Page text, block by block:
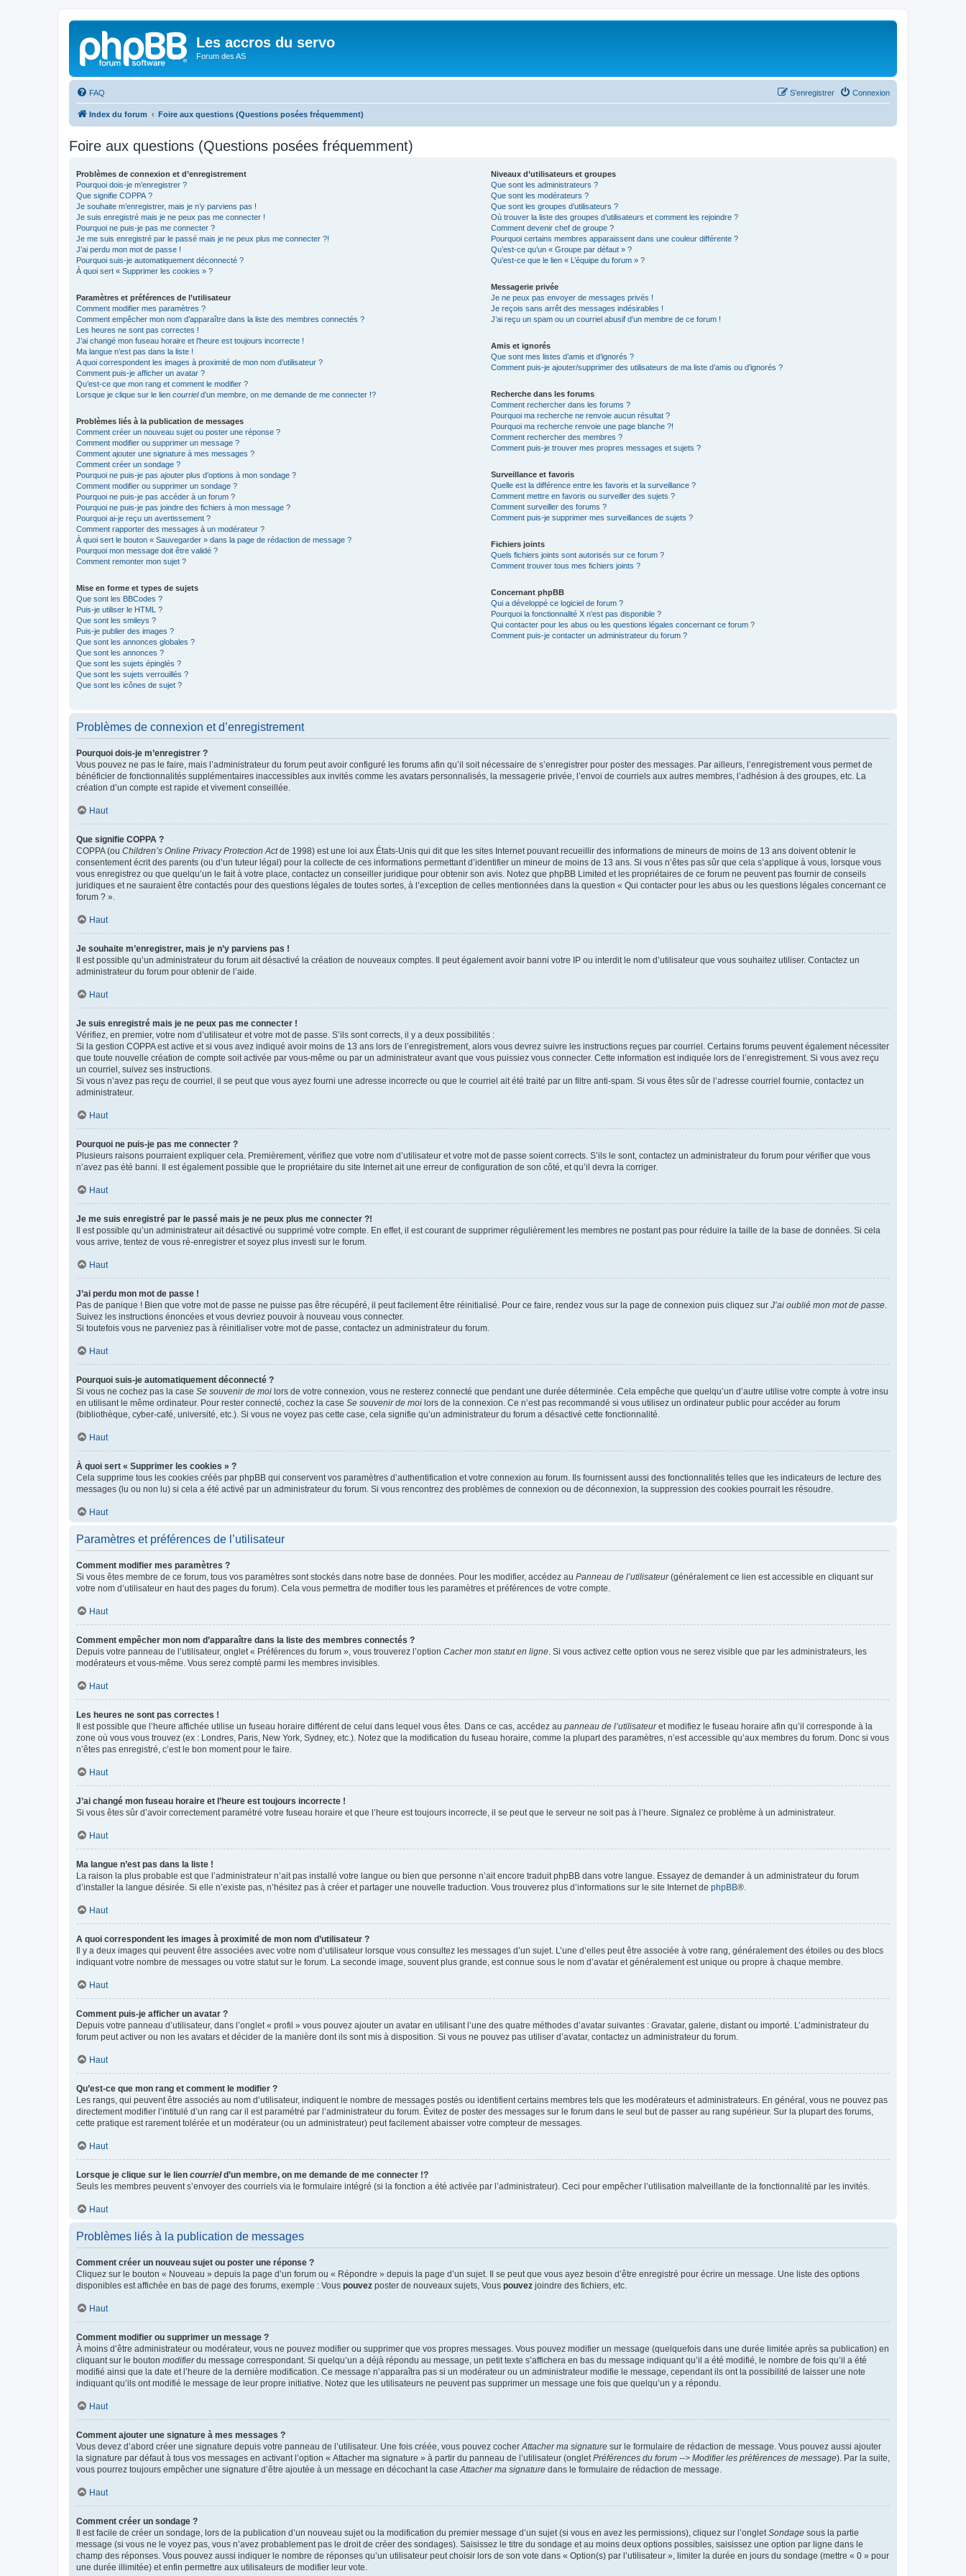
Les accros du servo
Forum des AS
FAQ Connexion
S’enregistrer
Index du forum Foire aux questions (Questions posées fréquemment)
Foire aux questions (Questions posées fréquemment)
Problèmes de connexion et d’enregistrement
Pourquoi dois-je m’enregistrer ?
Que signifie COPPA ?
Je souhaite m’enregistrer, mais je n’y parviens pas !
Je suis enregistré mais je ne peux pas me connecter !
Pourquoi ne puis-je pas me connecter ?
Je me suis enregistré par le passé mais je ne peux plus me connecter ?!
J’ai perdu mon mot de passe !
Pourquoi suis-je automatiquement déconnecté ?
À quoi sert « Supprimer les cookies » ?
Paramètres et préférences de l’utilisateur
Comment modifier mes paramètres ?
Comment empêcher mon nom d’apparaître dans la liste des membres connectés ?
Les heures ne sont pas correctes !
J’ai changé mon fuseau horaire et l’heure est toujours incorrecte !
Ma langue n’est pas dans la liste !
A quoi correspondent les images à proximité de mon nom d’utilisateur ?
Comment puis-je afficher un avatar ?
Qu’est-ce que mon rang et comment le modifier ?
Lorsque je clique sur le lien courrield’un membre, on me demande de me connecter !?
Problèmes liés à la publication de messages
Comment créer un nouveau sujet ou poster une réponse ?
Comment modifier ou supprimer un message ?
Comment ajouter une signature à mes messages ?
Comment créer un sondage ?
Pourquoi ne puis-je pas ajouter plus d’options à mon sondage ?
Comment modifier ou supprimer un sondage ?
Pourquoi ne puis-je pas accéder à un forum ?
Pourquoi ne puis-je pas joindre des fichiers à mon message ?
Pourquoi ai-je reçu un avertissement ?
Comment rapporter des messages à un modérateur ?
À quoi sert le bouton « Sauvegarder » dans la page de rédaction de message ?
Pourquoi mon message doit être validé ?
Comment remonter mon sujet ?
Mise en forme et types de sujets
Que sont les BBCodes ?
Puis-je utiliser le HTML ?
Que sont les smileys ?
Puis-je publier des images ?
Que sont les annonces globales ?
Que sont les annonces ?
Que sont les sujets épinglés ?
Que sont les sujets verrouillés ?
Que sont les icônes de sujet ?
Niveaux d’utilisateurs et groupes
Que sont les administrateurs ?
Que sont les modérateurs ?
Que sont les groupes d’utilisateurs ?
Où trouver la liste des groupes d’utilisateurs et comment les rejoindre ?
Comment devenir chef de groupe ?
Pourquoi certains membres apparaissent dans une couleur différente ?
Qu’est-ce qu’un « Groupe par défaut » ?
Qu’est-ce que le lien « L’équipe du forum » ?
Messagerie privée
Je ne peux pas envoyer de messages privés !
Je reçois sans arrêt des messages indésirables !
J’ai reçu un spam ou un courriel abusif d’un membre de ce forum !
Amis et ignorés
Que sont mes listes d’amis et d’ignorés ?
Comment puis-je ajouter/supprimer des utilisateurs de ma liste d’amis ou d’ignorés ?
Recherche dans les forums
Comment rechercher dans les forums ?
Pourquoi ma recherche ne renvoie aucun résultat ?
Pourquoi ma recherche renvoie une page blanche ?!
Comment rechercher des membres ?
Comment puis-je trouver mes propres messages et sujets ?
Surveillance et favoris
Quelle est la différence entre les favoris et la surveillance ?
Comment mettre en favoris ou surveiller des sujets ?
Comment surveiller des forums ?
Comment puis-je supprimer mes surveillances de sujets ?
Fichiers joints
Quels fichiers joints sont autorisés sur ce forum ?
Comment trouver tous mes fichiers joints ?
Concernant phpBB
Qui a développé ce logiciel de forum ?
Pourquoi la fonctionnalité X n’est pas disponible ?
Qui contacter pour les abus ou les questions légales concernant ce forum ?
Comment puis-je contacter un administrateur du forum ?
Problèmes de connexion et d’enregistrement
Pourquoi dois-je m’enregistrer ?
Vous pouvez ne pas le faire, mais l’administrateur du forum peut avoir configuré les forums afin qu’il soit nécessaire de s’enregistrer pour poster des messages. Par ailleurs, l’enregistrement vous permet de
bénéficier de fonctionnalités supplémentaires inaccessibles aux invités comme les avatars personnalisés, la messagerie privée, l’envoi de courriels aux autres membres, l’adhésion à des groupes, etc. La
création d’un compte est rapide et vivement conseillée.
Haut
Que signifie COPPA ?
COPPA (ou Children’s Online Privacy Protection Actde 1998) est une loi aux États-Unis qui dit que les sites Internet pouvant recueillir des informations de mineurs de moins de 13 ans doivent obtenir le
consentement écrit des parents (ou d’un tuteur légal) pour la collecte de ces informations permettant d’identifier un mineur de moins de 13 ans. Si vous n’êtes pas sûr que cela s’applique à vous, lorsque vous
vous enregistrez ou que quelqu’un le fait à votre place, contactez un conseiller juridique pour obtenir son avis. Notez que phpBB Limited et les propriétaires de ce forum ne peuvent pas fournir de conseils
juridiques et ne sauraient être contactés pour des questions légales de toutes sortes, à l’exception de celles mentionnées dans la question « Qui contacter pour les abus ou les questions légales concernant ce
forum ? ».
Haut
Je souhaite m’enregistrer, mais je n’y parviens pas !
Il est possible qu’un administrateur du forum ait désactivé la création de nouveaux comptes. Il peut également avoir banni votre IP ou interdit le nom d’utilisateur que vous souhaitez utiliser. Contactez un
administrateur du forum pour obtenir de l’aide.
Haut
Je suis enregistré mais je ne peux pas me connecter !
Vérifiez, en premier, votre nom d’utilisateur et votre mot de passe. S’ils sont corrects, il y a deux possibilités :
Si la gestion COPPA est active et si vous avez indiqué avoir moins de 13 ans lors de l’enregistrement, alors vous devrez suivre les instructions reçues par courriel. Certains forums peuvent également nécessiter
que toute nouvelle création de compte soit activée par vous-même ou par un administrateur avant que vous puissiez vous connecter. Cette information est indiquée lors de l’enregistrement. Si vous avez reçu
un courriel, suivez ses instructions.
Si vous n’avez pas reçu de courriel, il se peut que vous ayez fourni une adresse incorrecte ou que le courriel ait été traité par un filtre anti-spam. Si vous êtes sûr de l’adresse courriel fournie, contactez un
administrateur.
Haut
Pourquoi ne puis-je pas me connecter ?
Plusieurs raisons pourraient expliquer cela. Premièrement, vérifiez que votre nom d’utilisateur et votre mot de passe soient corrects. S’ils le sont, contactez un administrateur du forum pour vérifier que vous
n’avez pas été banni. Il est également possible que le propriétaire du site Internet ait une erreur de configuration de son côté, et qu’il devra la corriger.
Haut
Je me suis enregistré par le passé mais je ne peux plus me connecter ?!
Il est possible qu’un administrateur ait désactivé ou supprimé votre compte. En effet, il est courant de supprimer régulièrement les membres ne postant pas pour réduire la taille de la base de données. Si cela
vous arrive, tentez de vous ré-enregistrer et soyez plus investi sur le forum.
Haut
J’ai perdu mon mot de passe !
Pas de panique ! Bien que votre mot de passe ne puisse pas être récupéré, il peut facilement être réinitialisé. Pour ce faire, rendez vous sur la page de connexion puis cliquez sur J’ai oublié mon mot de passe
Suivez les instructions énoncées et vous devriez pouvoir à nouveau vous connecter.
Si toutefois vous ne parveniez pas à réinitialiser votre mot de passe, contactez un administrateur du forum.
Haut
Pourquoi suis-je automatiquement déconnecté ?
Si vous ne cochez pas la case Se souvenir de moi lors de votre connexion, vous ne resterez connecté que pendant une durée déterminée. Cela empêche que quelqu’un d’autre utilise votre compte à votre insu
en utilisant le même ordinateur. Pour rester connecté, cochez la case Se souvenir de moi lors de la connexion. Ce n’est pas recommandé si vous utilisez un ordinateur public pour accéder au forum
(bibliothèque, cyber-café, université, etc.). Si vous ne voyez pas cette case, cela signifie qu’un administrateur du forum a désactivé cette fonctionnalité.
Haut
À quoi sert « Supprimer les cookies » ?
Cela supprime tous les cookies créés par phpBB qui conservent vos paramètres d’authentification et votre connexion au forum. Ils fournissent aussi des fonctionnalités telles que les indicateurs de lecture des
messages (lu ou non lu) si cela a été activé par un administrateur du forum. Si vous rencontrez des problèmes de connexion ou de déconnexion, la suppression des cookies pourrait les résoudre.
Haut
Paramètres et préférences de l’utilisateur
Comment modifier mes paramètres ?
Si vous êtes membre de ce forum, tous vos paramètres sont stockés dans notre base de données. Pour les modifier, accédez au Panneau de l’utilisateur(généralement ce lien est accessible en cliquant sur
votre nom d’utilisateur en haut des pages du forum). Cela vous permettra de modifier tous les paramètres et préférences de votre compte.
Haut
Comment empêcher mon nom d’apparaître dans la liste des membres connectés ?
Depuis votre panneau de l’utilisateur, onglet « Préférences du forum », vous trouverez l’option Cacher mon statut en ligne . Si vous activez cette option vous ne serez visible que par les administrateurs, les
modérateurs et vous-même. Vous serez compté parmi les membres invisibles.
Haut
Les heures ne sont pas correctes !
Il est possible que l’heure affichée utilise un fuseau horaire différent de celui dans lequel vous êtes. Dans ce cas, accédez au panneau de l’utilisateuret modifiez le fuseau horaire afin qu’il corresponde à la
zone où vous vous trouvez (ex : Londres, Paris, New York, Sydney, etc.). Notez que la modification du fuseau horaire, comme la plupart des paramètres, n’est accessible qu’aux membres du forum. Donc si vous
n’êtes pas enregistré, c’est le bon moment pour le faire.
Haut
J’ai changé mon fuseau horaire et l’heure est toujours incorrecte !
Si vous êtes sûr d’avoir correctement paramétré votre fuseau horaire et que l’heure est toujours incorrecte, il se peut que le serveur ne soit pas à l’heure. Signalez ce problème à un administrateur.
Haut
Ma langue n’est pas dans la liste !
La raison la plus probable est que l’administrateur n’ait pas installé votre langue ou bien que personne n’ait encore traduit phpBB dans votre langue. Essayez de demander à un administrateur du forum
d’installer la langue désirée. Si elle n’existe pas, n’hésitez pas à créer et partager une nouvelle traduction. Vous trouverez plus d’informations sur le site Internet de phpBB®.
Haut
A quoi correspondent les images à proximité de mon nom d’utilisateur ?
Il y a deux images qui peuvent être associées avec votre nom d’utilisateur lorsque vous consultez les messages d’un sujet. L’une d’elles peut être associée à votre rang, généralement des étoiles ou des blocs
indiquant votre nombre de messages ou votre statut sur le forum. La seconde image, souvent plus grande, est connue sous le nom d’avatar et généralement est unique ou propre à chaque membre.
Haut
Comment puis-je afficher un avatar ?
Depuis votre panneau d’utilisateur, dans l’onglet « profil » vous pouvez ajouter un avatar en utilisant l’une des quatre méthodes d’avatar suivantes : Gravatar, galerie, distant ou importé. L’administrateur du
forum peut activer ou non les avatars et décider de la manière dont ils sont mis à disposition. Si vous ne pouvez pas utiliser d’avatar, contactez un administrateur du forum.
Haut
Qu’est-ce que mon rang et comment le modifier ?
Les rangs, qui peuvent être associés au nom d’utilisateur, indiquent le nombre de messages postés ou identifient certains membres tels que les modérateurs et administrateurs. En général, vous ne pouvez pas
directement modifier l’intitulé d’un rang car il est paramétré par l’administrateur du forum. Évitez de poster des messages sur le forum dans le seul but de passer au rang supérieur. Sur la plupart des forums,
cette pratique est rarement tolérée et un modérateur (ou un administrateur) peut facilement abaisser votre compteur de messages.
Haut
Lorsque je clique sur le lien courrield’un membre, on me demande de me connecter !?
Seuls les membres peuvent s’envoyer des courriels via le formulaire intégré (si la fonction a été activée par l’administrateur). Ceci pour empêcher l’utilisation malveillante de la fonctionnalité par les invités.
Haut
Problèmes liés à la publication de messages
Comment créer un nouveau sujet ou poster une réponse ?
Cliquez sur le bouton « Nouveau » depuis la page d’un forum ou « Répondre » depuis la page d’un sujet. Il se peut que vous ayez besoin d’être enregistré pour écrire un message. Une liste des options
disponibles est affichée en bas de page des forums, exemple : Vous pouvez poster de nouveaux sujets, Vous pouvez joindre des fichiers, etc.
Haut
Comment modifier ou supprimer un message ?
À moins d’être administrateur ou modérateur, vous ne pouvez modifier ou supprimer que vos propres messages. Vous pouvez modifier un message (quelquefois dans une durée limitée après sa publication) en
cliquant sur le bouton modifierdu message correspondant. Si quelqu’un a déjà répondu au message, un petit texte s’affichera en bas du message indiquant qu’il a été modifié, le nombre de fois qu’il a été
modifié ainsi que la date et l’heure de la dernière modification. Ce message n’apparaîtra pas si un modérateur ou un administrateur modifie le message, cependant ils ont la possibilité de laisser une note
indiquant qu’ils ont modifié le message de leur propre initiative. Notez que les utilisateurs ne peuvent pas supprimer un message une fois que quelqu’un y a répondu.
Haut
Comment ajouter une signature à mes messages ?
Vous devez d’abord créer une signature depuis votre panneau de l’utilisateur. Une fois créée, vous pouvez cocher Attacher ma signature sur le formulaire de rédaction de message. Vous pouvez aussi ajouter
la signature par défaut à tous vos messages en activant l’option « Attacher ma signature » à partir du panneau de l’utilisateur (onglet Préférences du forum --> Modifier les préférences de message). Par la suite,
vous pourrez toujours empêcher une signature d’être ajoutée à un message en décochant la case Attacher ma signature dans le formulaire de rédaction de message.
Haut
Comment créer un sondage ?
Il est facile de créer un sondage, lors de la publication d’un nouveau sujet ou la modification du premier message d’un sujet (si vous en avez les permissions), cliquez sur l’onglet Sondage sous la partie
message (si vous ne le voyez pas, vous n’avez probablement pas le droit de créer des sondages). Saisissez le titre du sondage et au moins deux options possibles, saisissez une option par ligne dans le
champ des réponses. Vous pouvez aussi indiquer le nombre de réponses qu’un utilisateur peut choisir lors de son vote dans « Option(s) par l’utilisateur », limiter la durée en jours du sondage (mettre « 0 » pour
une durée illimitée) et enfin permettre aux utilisateurs de modifier leur vote.